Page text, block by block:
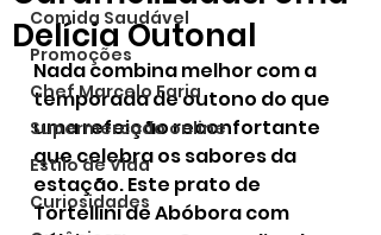
Comida Saudável
Promoções
Chef Marcelo Faria
Supermercado online
Estilo de Vida
Curiosidades
Delícia Outonal
Nada combina melhor com a
temporada de outono do que
uma refeição reconfortante
que celebra os sabores da
estação. Este prato de
Tortellini de Abóbora com